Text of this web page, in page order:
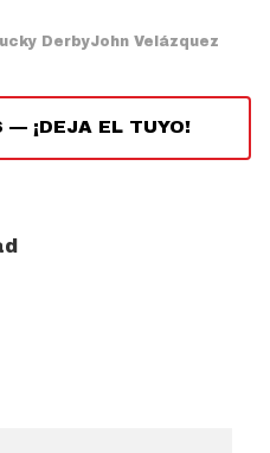
DerbyJohn Velázquez
— ¡DEJA EL TUYO!